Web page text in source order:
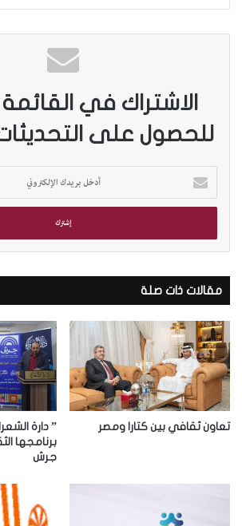
الاشتراك في القائمة
للحصول على
خ
ب
ي
د
ك
ا
ل
إ
ل
ت
ر
مقالات ذات صلة
تعاون ثقافي بين كتارا ومصر
” دارة
برنامجها
جرش